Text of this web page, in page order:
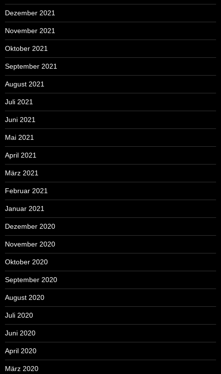
Dezember 2021
November 2021
Oktober 2021
September 2021
August 2021
Juli 2021
Juni 2021
Mai 2021
April 2021
März 2021
Februar 2021
Januar 2021
Dezember 2020
November 2020
Oktober 2020
September 2020
August 2020
Juli 2020
Juni 2020
April 2020
März 2020